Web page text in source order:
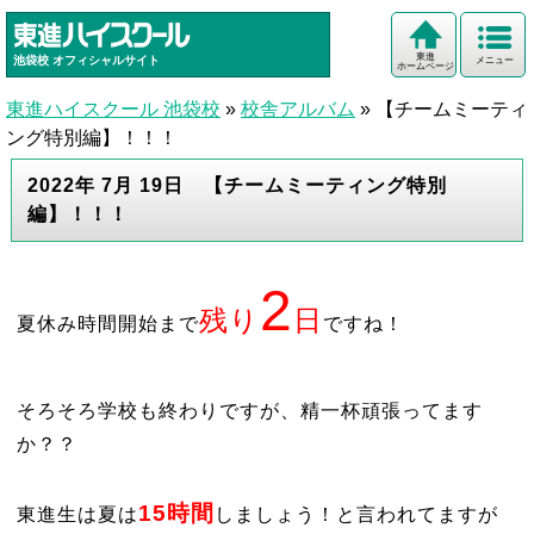
池袋校 オフィシャルサイト メニュー
東進
ホームページ
東進ハイスクール 池袋校 » 校舎アルバム »
【チームミーティ
ング特別編】！！！
2022年 7月 19日 【チームミーティング特別
編】！！！
夏休み時間開始まで残り 2 日 ですね！
そろそろ学校も終わりですが、精一杯頑張ってます
か？？
東進生は夏は15時間 しましょう！と言われてますが